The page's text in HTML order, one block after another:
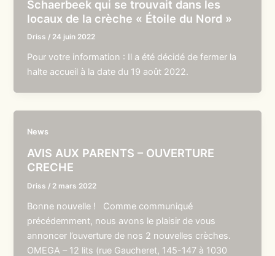
Schaerbeek qui se trouvait dans les
locaux de la crèche « Étoile du Nord »
Driss / 24 juin 2022
Pour votre information : Il a été décidé de fermer la
halte accueil à la date du 19 août 2022.
News
AVIS AUX PARENTS – OUVERTURE
CRECHE
Driss / 2 mars 2022
Bonne nouvelle ! Comme communiqué
précédemment, nous avons le plaisir de vous
annoncer l’ouverture de nos 2 nouvelles crèches.
OMEGA – 12 lits (rue Gaucheret, 145-147 à 1030